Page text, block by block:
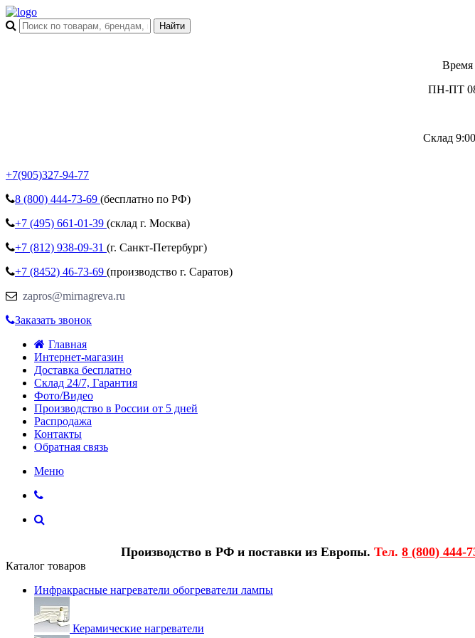
Время
ПН-ПТ
Склад
+7(905)327-94-77
8 (800) 444-73-69 (бесплатно по РФ)
+7 (495) 661-01-39 (склад г. Москва)
+7 (812) 938-09-31 (г. Санкт-Петербург)
+7 (8452) 46-73-69 (производство г. Саратов)
zapros@mirnagreva.ru
Заказать звонок
Главная
Интернет-магазин
Доставка бесплатно
Склад 24/7, Гарантия
Фото/Видео
Производство в России от 5 дней
Распродажа
Контакты
Обратная связь
Меню
Производство в РФ и поставки из Европы. Тел. 8 (800) 444-
Каталог товаров
Инфракрасные нагреватели обогреватели лампы
Керамические нагреватели